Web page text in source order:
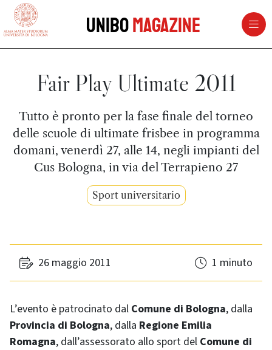
vai al contenuto della pagina
UniboMagazine
Fair Play Ultimate 2011
Tutto è pronto per la fase finale del torneo
delle scuole di ultimate frisbee in programma
domani, venerdì 27, alle 14, negli impianti del
Cus Bologna, in via del Terrapieno 27
Sport universitario
26 maggio 2011 1 minuto
L’evento è patrocinato dal Comune di Bologna, dalla
Provincia di Bologna, dalla Regione Emilia
Romagna, dall’assessorato allo sport del Comune di